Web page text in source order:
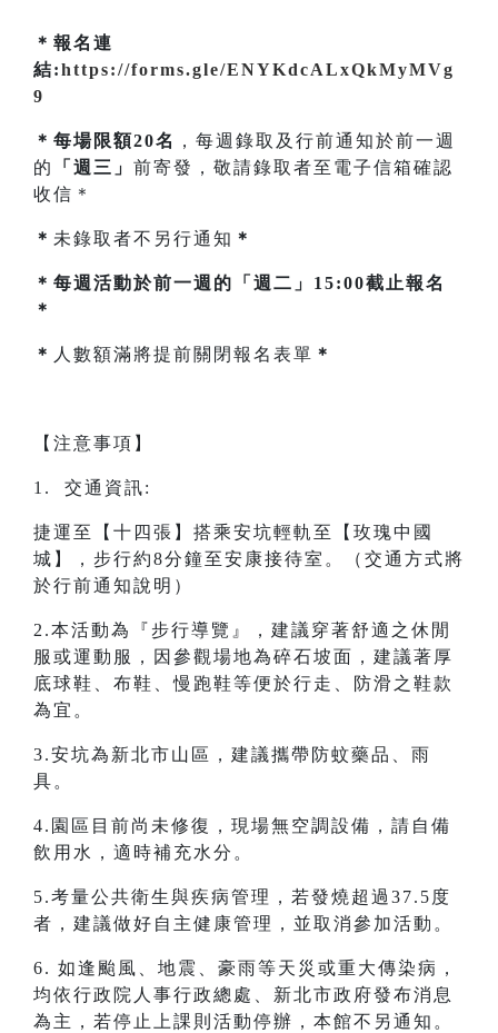
＊報名連
結:https://forms.gle/ENYKdcALxQkMyMVg
9
＊每場限額20名
，每週錄取及行前通知於前一週
的
「週三」 前寄發，敬請錄取者至電子信箱確認
收信＊
＊ 未錄取者不另行通知 ＊
＊每週活動於前一週的「週二」15:00截止報名
＊
＊ 人數額滿將提前關閉報名表單 ＊
【注意事項】
1. 交通資訊:
捷運至【十四張】搭乘安坑輕軌至【玫瑰中國
城】，步行約8分鐘至安康接待室。（交通方式將
於行前通知說明）
2.本活動為『步行導覽』，建議穿著舒適之休閒
服或運動服，因參觀場地為碎石坡面，建議著厚
底球鞋、布鞋、慢跑鞋等便於行走、防滑之鞋款
為宜。
3.安坑為新北市山區，建議攜帶防蚊藥品、雨
具。
4.園區目前尚未修復，現場無空調設備，請自備
飲用水，適時補充水分。
5.考量公共衛生與疾病管理，若發燒超過37.5度
者，建議做好自主健康管理，並取消參加活動。
6. 如逢颱風、地震、豪雨等天災或重大傳染病，
均依行政院人事行政總處、新北市政府發布消息
為主，若停止上課則活動停辦，本館不另通知。